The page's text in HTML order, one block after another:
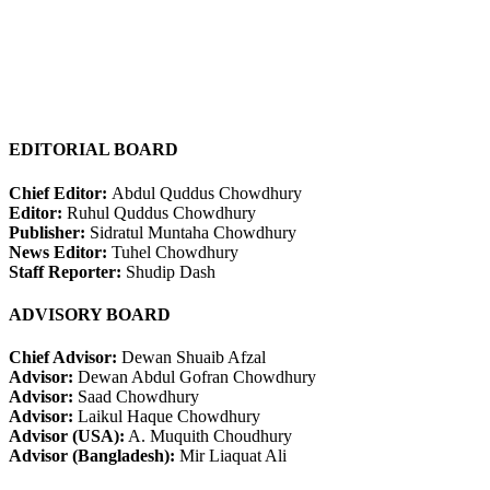
EDITORIAL BOARD
Chief Editor: Abdul Quddus Chowdhury
Editor: Ruhul Quddus Chowdhury
Publisher: Sidratul Muntaha Chowdhury
News Editor: Tuhel Chowdhury
Staff Reporter: Shudip Dash
ADVISORY BOARD
Chief Advisor: Dewan Shuaib Afzal
Advisor: Dewan Abdul Gofran Chowdhury
Advisor: Saad Chowdhury
Advisor: Laikul Haque Chowdhury
Advisor (USA): A. Muquith Choudhury
Advisor (Bangladesh): Mir Liaquat Ali